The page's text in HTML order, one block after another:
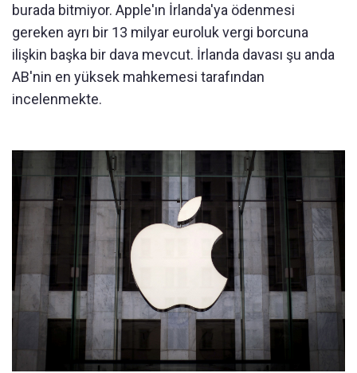
burada bitmiyor. Apple'ın İrlanda'ya ödenmesi
gereken ayrı bir 13 milyar euroluk vergi borcuna
ilişkin başka bir dava mevcut. İrlanda davası şu anda
AB'nin en yüksek mahkemesi tarafından
incelenmekte.